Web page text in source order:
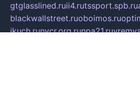
gtglasslined.ruii4.rutssport.spb.ru
blackwallstreet.ruoboimos.ru
ikuch.runycr.org.runpa21.ru